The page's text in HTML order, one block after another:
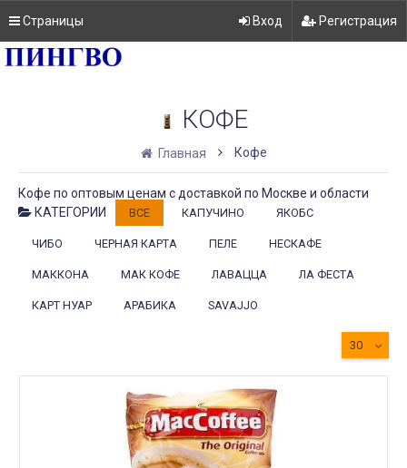
Страницы Вход Регистрация
КОФЕ
Главная Кофе
Кофе по оптовым ценам с доставкой по Москве и области
КАТЕГОРИИ
ВСЕ КАПУЧИНО ЯКОБС
ЧИБО ЧЕРНАЯ КАРТА ПЕЛЕ НЕСКАФЕ
МАККОНА МАК КОФЕ ЛАВАЦЦА ЛА ФЕСТА
КАРТ НУАР АРАБИКА SAVAJJO
30